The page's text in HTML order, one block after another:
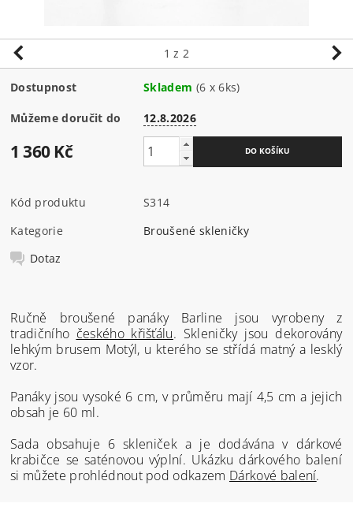
1 z 2
Dostupnost Skladem (6 x 6ks)
Můžeme doručit do 12.8.2026
1 360 Kč
Kód produktu
S314
Kategorie
Broušené skleničky
Dotaz
Ručně broušené panáky Barline jsou vyrobeny z
tradičního českého křišťálu. Skleničky jsou dekorovány
lehkým brusem Motýl, u kterého se střídá matný a lesklý
vzor.
Panáky jsou vysoké 6 cm, v průměru mají 4,5 cm a jejich
obsah je 60 ml.
Sada obsahuje 6 skleniček a je dodávána v dárkové
krabičce se saténovou výplní. Ukázku dárkového balení
si můžete prohlédnout pod odkazem Dárkové balení.